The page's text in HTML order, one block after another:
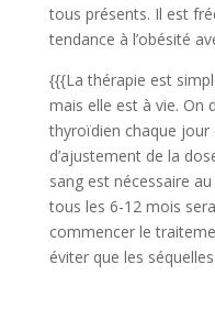
tous présents. Il est
tendance à l’obésité
{{{La thérapie est
mais elle est à vie. On
thyroïdien chaque jour
d’ajustement de la
sang est nécessaire
tous les 6-12 mois
commencer le
éviter que les